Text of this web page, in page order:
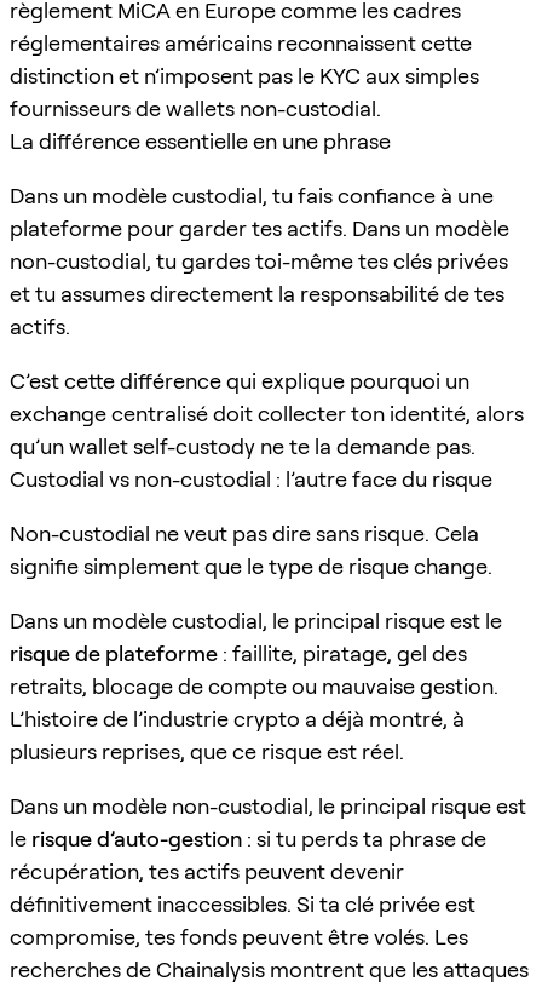
règlement MiCA en Europe comme les cadres
réglementaires américains reconnaissent cette
distinction et n’imposent pas le KYC aux simples
fournisseurs de wallets non-custodial.
La différence essentielle en une phrase
Dans un modèle custodial, tu fais confiance à une
plateforme pour garder tes actifs. Dans un modèle
non-custodial, tu gardes toi-même tes clés privées
et tu assumes directement la responsabilité de tes
actifs.
C’est cette différence qui explique pourquoi un
exchange centralisé doit collecter ton identité, alors
qu’un wallet self-custody ne te la demande pas.
Custodial vs non-custodial : l’autre face du risque
Non-custodial ne veut pas dire sans risque. Cela
signifie simplement que le type de risque change.
Dans un modèle custodial, le principal risque est le
risque de plateforme : faillite, piratage, gel des
retraits, blocage de compte ou mauvaise gestion.
L’histoire de l’industrie crypto a déjà montré, à
plusieurs reprises, que ce risque est réel.
Dans un modèle non-custodial, le principal risque est
le risque d’auto-gestion : si tu perds ta phrase de
récupération, tes actifs peuvent devenir
définitivement inaccessibles. Si ta clé privée est
compromise, tes fonds peuvent être volés. Les
recherches de Chainalysis montrent que les attaques